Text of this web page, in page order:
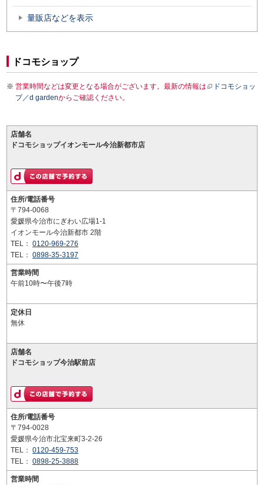
量販店などを表示
ドコモショップ
営業時間などは変更となる場合がございます。最新の情報は
ドコモショッ
プ／d gardenからご確認ください。
店舗名
ドコモショップイオンモール今治新都市店
住所/電話番号
〒794-0068
愛媛県今治市にぎわい広場1-1
イオンモール今治新都市 2階
TEL： 0120-969-276
TEL： 0898-35-3197
営業時間
午前10時〜午後7時
定休日
無休
店舗名
ドコモショップ今治駅前店
住所/電話番号
〒794-0028
愛媛県今治市北宝来町3-2-26
TEL： 0120-459-753
TEL： 0898-25-3888
営業時間